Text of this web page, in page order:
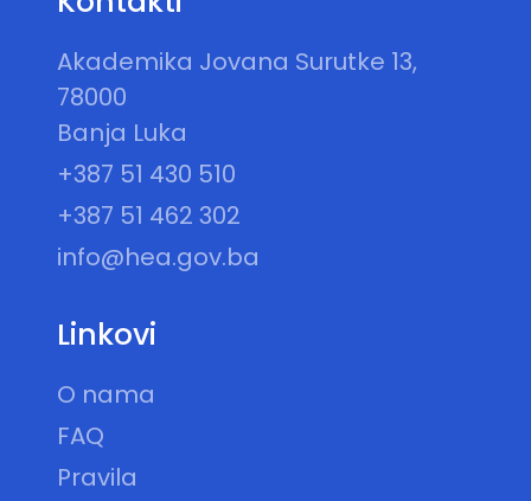
Akademika Jovana Surutke 13,
78000
Banja Luka
+387 51 430 510
+387 51 462 302
info@hea.gov.ba
Linkovi
O nama
FAQ
Pravila